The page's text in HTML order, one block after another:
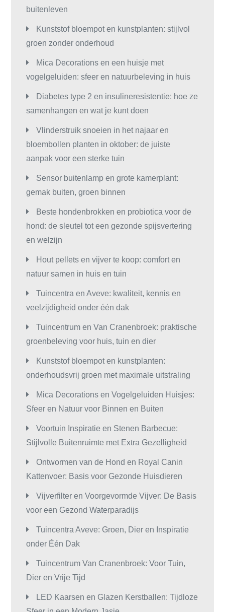
buitenleven
Kunststof bloempot en kunstplanten: stijlvol
groen zonder onderhoud
Mica Decorations en een huisje met
vogelgeluiden: sfeer en natuurbeleving in huis
Diabetes type 2 en insulineresistentie: hoe ze
samenhangen en wat je kunt doen
Vlinderstruik snoeien in het najaar en
bloembollen planten in oktober: de juiste
aanpak voor een sterke tuin
Sensor buitenlamp en grote kamerplant:
gemak buiten, groen binnen
Beste hondenbrokken en probiotica voor de
hond: de sleutel tot een gezonde spijsvertering
en welzijn
Hout pellets en vijver te koop: comfort en
natuur samen in huis en tuin
Tuincentra en Aveve: kwaliteit, kennis en
veelzijdigheid onder één dak
Tuincentrum en Van Cranenbroek: praktische
groenbeleving voor huis, tuin en dier
Kunststof bloempot en kunstplanten:
onderhoudsvrij groen met maximale uitstraling
Mica Decorations en Vogelgeluiden Huisjes:
Sfeer en Natuur voor Binnen en Buiten
Voortuin Inspiratie en Stenen Barbecue:
Stijlvolle Buitenruimte met Extra Gezelligheid
Ontwormen van de Hond en Royal Canin
Kattenvoer: Basis voor Gezonde Huisdieren
Vijverfilter en Voorgevormde Vijver: De Basis
voor een Gezond Waterparadijs
Tuincentra Aveve: Groen, Dier en Inspiratie
onder Één Dak
Tuincentrum Van Cranenbroek: Voor Tuin,
Dier en Vrije Tijd
LED Kaarsen en Glazen Kerstballen: Tijdloze